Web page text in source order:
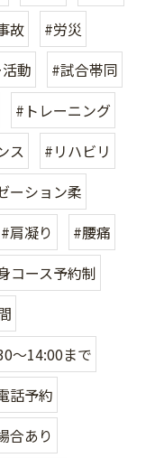
故
#労災
動
#試合帯同
#トレーニング
ス
#リハビリ
ーション柔
#肩凝り
#腰痛
コース予約制
〜14:00まで
話予約
合あり